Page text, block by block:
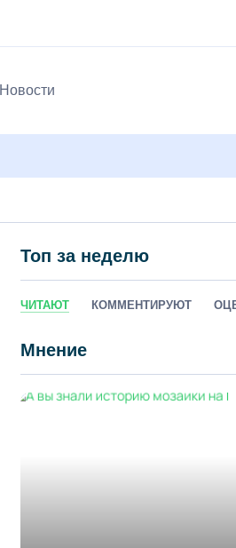
Новости
Топ за неделю
ЧИТАЮТ КОММЕНТИРУЮТ
Мнение